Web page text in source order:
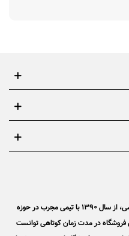
اسپرت برند، فروشگاه تخصصی برندهای ورزشی، از سال 1390 با تیمی مجرب در حوزه
فروشگاه در مدت زمان کوتاهی توانست